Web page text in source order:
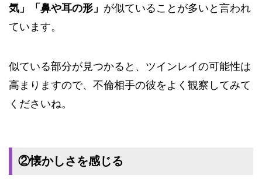
気」「鼻や耳の形」 が似ていることが多いと言われ
ています。
似ている部分が見つかると、ツインレイの可能性は
高まりますので、不倫相手の彼をよく観察してみて
くださいね。
②懐かしさを感じる